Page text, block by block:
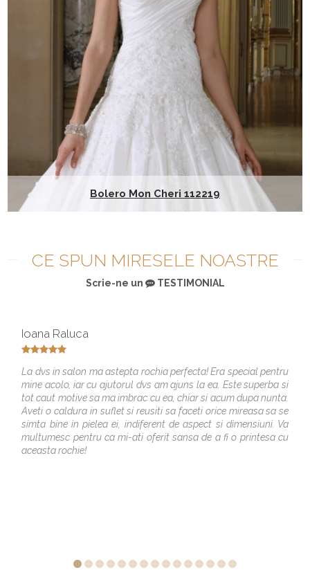
Bolero Mon Cheri 112219
CE SPUN MIRESELE NOASTRE
Scrie-ne un TESTIMONIAL
Ioana Raluca
La dvs in salon ma astepta rochia perfecta! Era special pentru
mine acolo, iar cu ajutorul dvs am ajuns la ea. Este superba si
tot caut motive sa ma imbrac cu ea, chiar si acum dupa nunta.
Aveti o caldura in suflet si reusiti sa faceti orice mireasa sa se
simta bine in pielea ei, indiferent de aspect si dimensiuni. Va
multumesc pentru ca mi-ati oferit sansa de a fi o printesa cu
aceasta rochie!